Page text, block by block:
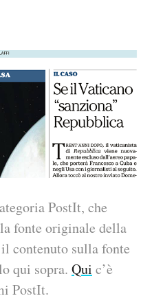
PostIt, che
fonte originale della
contenuto sulla fonte
qui sopra. Qui c’è
PostIt.